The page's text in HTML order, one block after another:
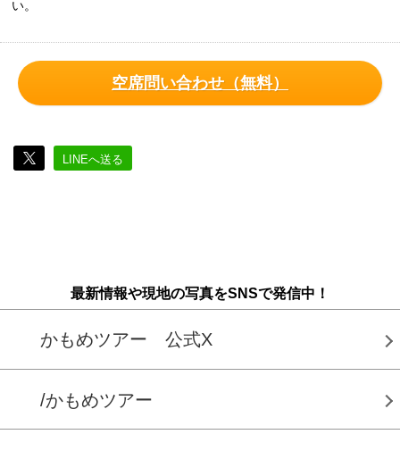
い。
空席問い合わせ（無料）
LINEへ送る
最新情報や現地の写真をSNSで発信中！
かもめツアー 公式X
/かもめツアー